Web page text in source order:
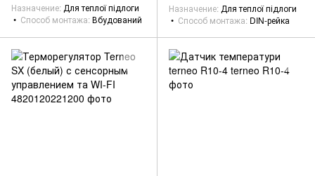
Назначение Для теплої підлоги
Способ монтажа Вбудований
Назначение Для теплої підлоги
Способ монтажа DIN-рейка